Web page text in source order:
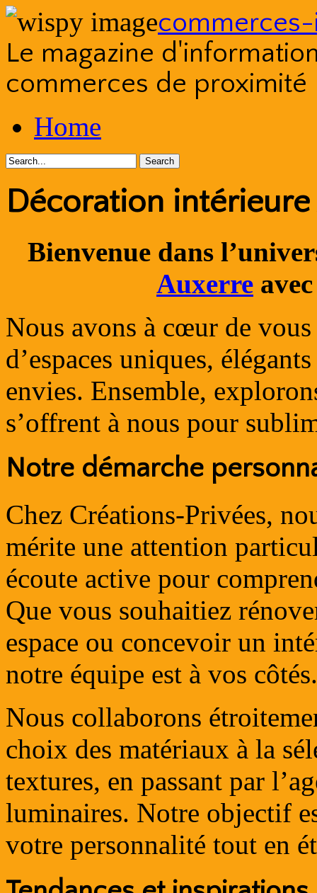
Le magazine
commerces de proximité
to
contentHome
Décoration
Bienvenue dans
Auxerre
Nous avons à cœur de
d’espaces uniques,
envies. Ensemble,
s’offrent à nous pour
Notre démarche
Chez Créations-Privées,
mérite une attention
écoute active pour
Que vous souhaitiez
espace ou concevoir un
notre équipe est à vos côtés.
Nous collaborons
choix des matériaux à la
textures, en passant par
luminaires. Notre objectif
votre personnalité tout en